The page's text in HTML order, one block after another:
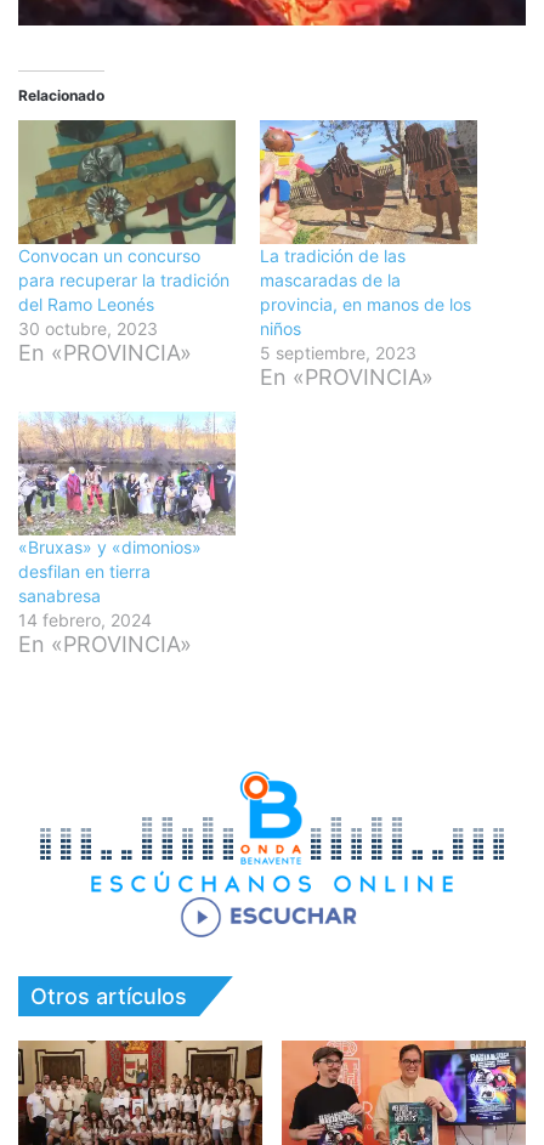
Relacionado
Convocan un concurso
para recuperar la tradición
del Ramo Leonés
30 octubre, 2023
En «PROVINCIA»
La tradición de las
mascaradas de la
provincia, en manos de los
niños
5 septiembre, 2023
En «PROVINCIA»
«Bruxas» y «dimonios»
desfilan en tierra
sanabresa
14 febrero, 2024
En «PROVINCIA»
Otros artículos